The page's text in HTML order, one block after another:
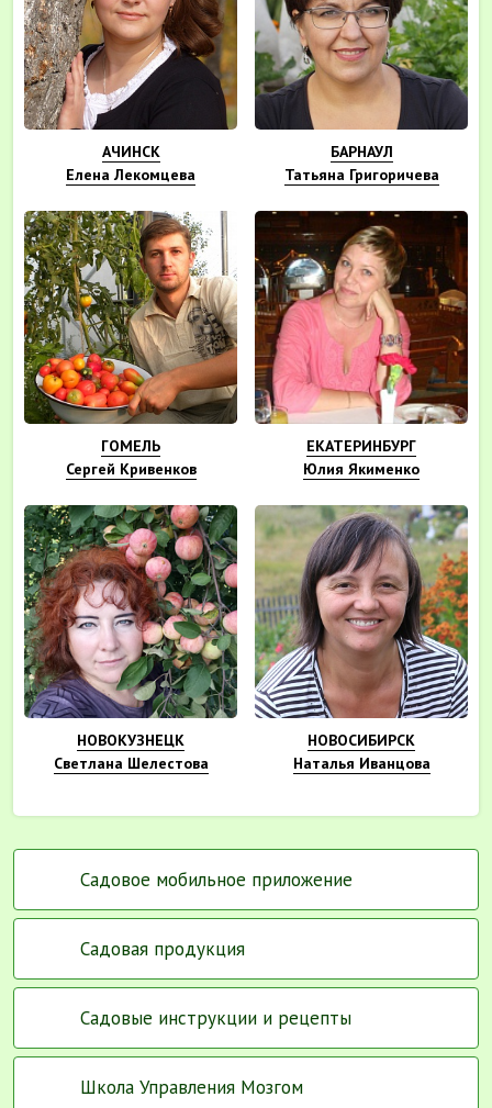
АЧИНСК
Елена Лекомцева
БАРНАУЛ
Татьяна Григоричева
ГОМЕЛЬ
Сергей Кривенков
ЕКАТЕРИНБУРГ
Юлия Якименко
НОВОКУЗНЕЦК
Светлана Шелестова
НОВОСИБИРСК
Наталья Иванцова
Садовое мобильное приложение
Садовая продукция
Садовые инструкции и рецепты
Школа Управления Мозгом